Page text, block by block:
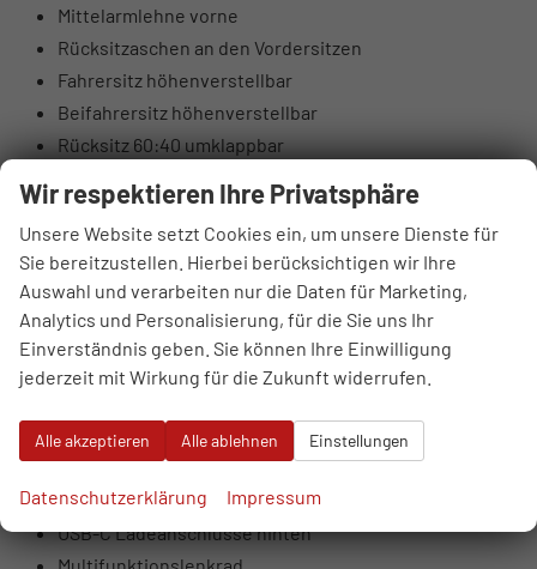
Mittelarmlehne vorne
Rücksitzaschen an den Vordersitzen
Fahrersitz höhenverstellbar
Beifahrersitz höhenverstellbar
Rücksitz 60:40 umklappbar
Oberschenkelauflage Fahrerseite
Luftausströmer hinten
Brillenfach
Automatisch abblendender Innenspiegel
10,25" digitales Kombiinstrument
DAB+ Digitalradio
Hochtöner vorne (insgesamt 6 Lautsprecher)
USB-Anschlüsse vorne (USB-A Daten + Laden, USB-C
Laden)
USB-C Ladeanschlüsse hinten
Wir respektieren Ihre Privatsphäre
Unsere Website setzt Cookies ein, um unsere Dienste für
Sie bereitzustellen. Hierbei berücksichtigen wir Ihre
Auswahl und verarbeiten nur die Daten für Marketing,
Analytics und Personalisierung, für die Sie uns Ihr
Einverständnis geben. Sie können Ihre Einwilligung
jederzeit mit Wirkung für die Zukunft widerrufen.
Alle akzeptieren Alle ablehnen Einstellungen
Datenschutzerklärung Impressum